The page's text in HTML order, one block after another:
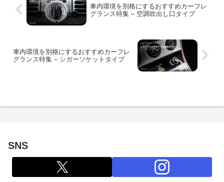
車内環境を別格にするおすすめカーフレ
グランス特集 – 空調吹出し口タイプ
車内環境を別格にするおすすめカーフレ
グランス特集 – シガーソケットタイプ
SNS